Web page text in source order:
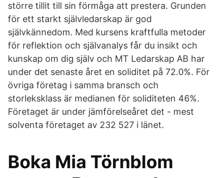
större tillit till sin förmåga att prestera. Grunden
för ett starkt självledarskap är god
självkännedom. Med kursens kraftfulla metoder
för reflektion och självanalys får du insikt och
kunskap om dig själv och MT Ledarskap AB har
under det senaste året en soliditet på 72.0%. För
övriga företag i samma bransch och
storleksklass är medianen för soliditeten 46%.
Företaget är under jämförelseåret det - mest
solventa företaget av 232 527 i länet.
Boka Mia Törnblom